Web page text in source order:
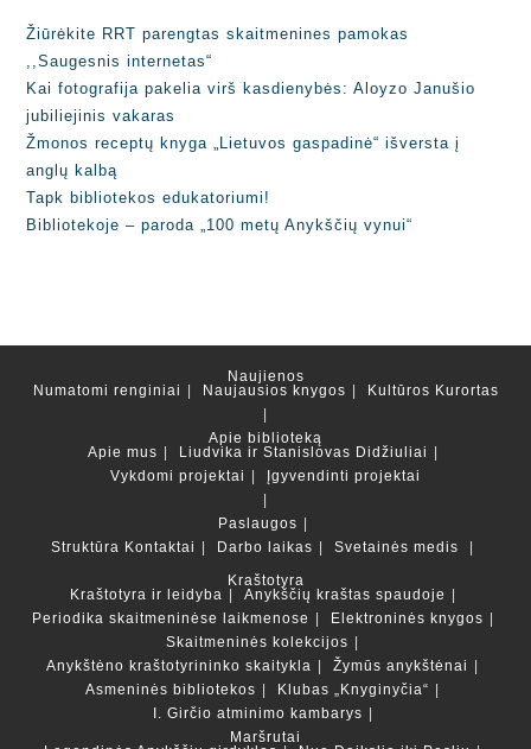
Žiūrėkite RRT parengtas skaitmenines pamokas
,,Saugesnis internetas“
Kai fotografija pakelia virš kasdienybės: Aloyzo Janušio
jubiliejinis vakaras
Žmonos receptų knyga „Lietuvos gaspadinė“ išversta į
anglų kalbą
Tapk bibliotekos edukatoriumi!
Bibliotekoje – paroda „100 metų Anykščių vynui“
Naujienos
Numatomi renginiai
Naujausios knygos Kultūros Kurortas
Apie biblioteką
Apie mus
Liudvika ir Stanislovas Didžiuliai
Vykdomi projektai
Įgyvendinti projektai
Paslaugos
Struktūra Kontaktai Darbo laikas
Svetainės medis
Kraštotyra
Kraštotyra ir leidyba
Anykščių kraštas spaudoje
Periodika skaitmeninėse laikmenose
Elektroninės knygos
Skaitmeninės kolekcijos
Anykštėno kraštotyrininko skaitykla
Žymūs anykštėnai
Asmeninės bibliotekos
Klubas „Knyginyčia“
I. Girčio atminimo kambarys
Maršrutai